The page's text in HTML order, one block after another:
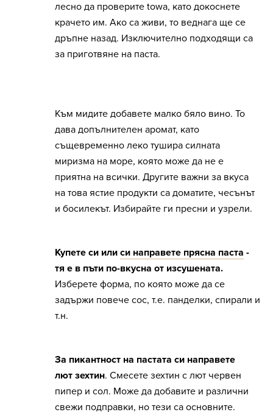
лесно да проверите towa, като докоснете
крачето им. Ако са живи, то веднага ще се
дръпне назад. Изключително подходящи са
за приготвяне на паста.
Към мидите добавете малко бяло вино. То
дава допълнителен аромат, като
същевременно леко тушира силната
миризма на море, която може да не е
приятна на всички. Другите важни за вкуса
на това ястие продукти са доматите, чесънът
и босилекът. Избирайте ги пресни и узрели.
Купете си или си направете прясна паста -
тя е в пъти по-вкусна от изсушената.
Изберете форма, по която може да се
задържи повече сос, т.е. панделки, спирали и
т.н.
За пикантност на пастата си направете
лют зехтин. Смесете зехтин с лют червен
пипер и сол. Може да добавите и различни
свежи подправки, но тези са основните.